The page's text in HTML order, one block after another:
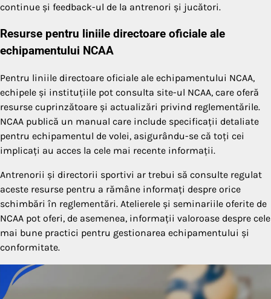
continue și feedback-ul de la antrenori și jucători.
Resurse pentru liniile directoare oficiale ale
echipamentului NCAA
Pentru liniile directoare oficiale ale echipamentului NCAA,
echipele și instituțiile pot consulta site-ul NCAA, care oferă
resurse cuprinzătoare și actualizări privind reglementările.
NCAA publică un manual care include specificații detaliate
pentru echipamentul de volei, asigurându-se că toți cei
implicați au acces la cele mai recente informații.
Antrenorii și directorii sportivi ar trebui să consulte regulat
aceste resurse pentru a rămâne informați despre orice
schimbări în reglementări. Atelierele și seminariile oferite de
NCAA pot oferi, de asemenea, informații valoroase despre cele
mai bune practici pentru gestionarea echipamentului și
conformitate.